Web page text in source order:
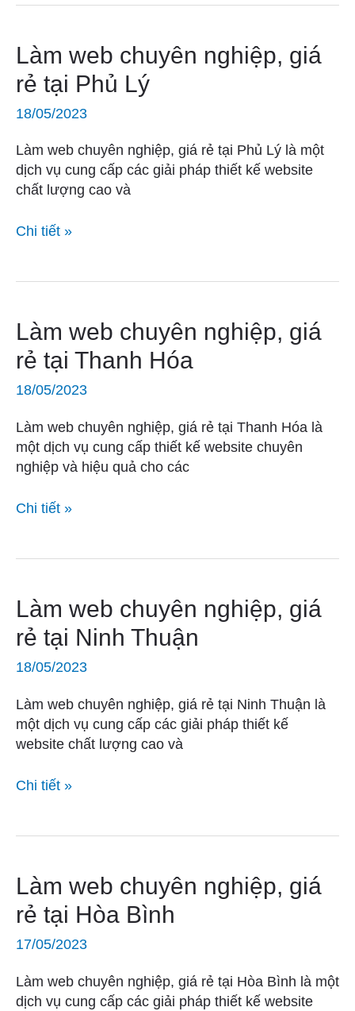
Làm web chuyên nghiệp, giá
rẻ tại Phủ Lý
18/05/2023
Làm web chuyên nghiệp, giá rẻ tại Phủ Lý là một
dịch vụ cung cấp các giải pháp thiết kế website
chất lượng cao và
Làm
chuyên
nghiệp,
rẻ
tại
Phủ
Chi tiết »
Làm web chuyên nghiệp, giá
rẻ tại Thanh Hóa
18/05/2023
Làm web chuyên nghiệp, giá rẻ tại Thanh Hóa là
một dịch vụ cung cấp thiết kế website chuyên
nghiệp và hiệu quả cho các
Làm
web
chuyên
nghiệp,
rẻ
tại
Thanh
Chi tiết »
Làm web chuyên nghiệp, giá
rẻ tại Ninh Thuận
18/05/2023
Làm web chuyên nghiệp, giá rẻ tại Ninh Thuận là
một dịch vụ cung cấp các giải pháp thiết kế
website chất lượng cao và
Làm
web
chuyên
nghiệp,
rẻ
tại
Ninh
Chi tiết »
Làm web chuyên nghiệp, giá
rẻ tại Hòa Bình
17/05/2023
Làm web chuyên nghiệp, giá rẻ tại Hòa Bình là một
dịch vụ cung cấp các giải pháp thiết kế website
Làm
web
chuyên
nghiệp,
rẻ
tại